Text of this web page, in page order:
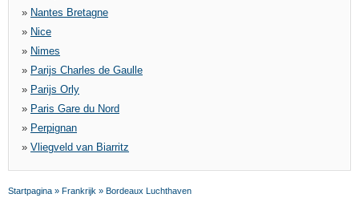
» Nantes Bretagne
» Nice
» Nimes
» Parijs Charles de Gaulle
» Parijs Orly
» Paris Gare du Nord
» Perpignan
» Vliegveld van Biarritz
Startpagina » Frankrijk » Bordeaux Luchthaven